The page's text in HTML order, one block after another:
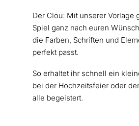
Der Clou: Mit unserer Vorlage
Spiel ganz nach euren
die Farben, Schriften und
perfekt passt.
So erhaltet ihr schnell ein
bei der Hochzeitsfeier oder
alle begeistert.